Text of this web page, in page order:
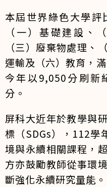
本屆世界綠色大學評
（一）基礎建設、
（三）廢棄物處理、
運輸及（六）教育，
今年以9,050分刷新
分。
屏科大近年於教學與
標（SDGs），112學
境與永續相關課程，
方亦鼓勵教師從事環
斷強化永續研究量能。